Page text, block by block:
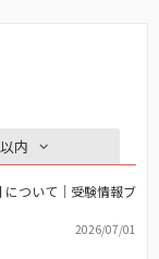
内
ついて｜受験情報ブ
2026/07/01